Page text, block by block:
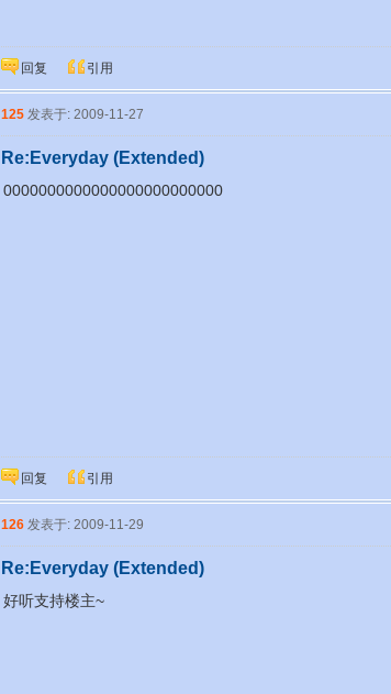
回复 引用
125 发表于: 2009-11-27
Re:Everyday (Extended)
0000000000000000000000000
回复 引用
126 发表于: 2009-11-29
Re:Everyday (Extended)
好听支持楼主~